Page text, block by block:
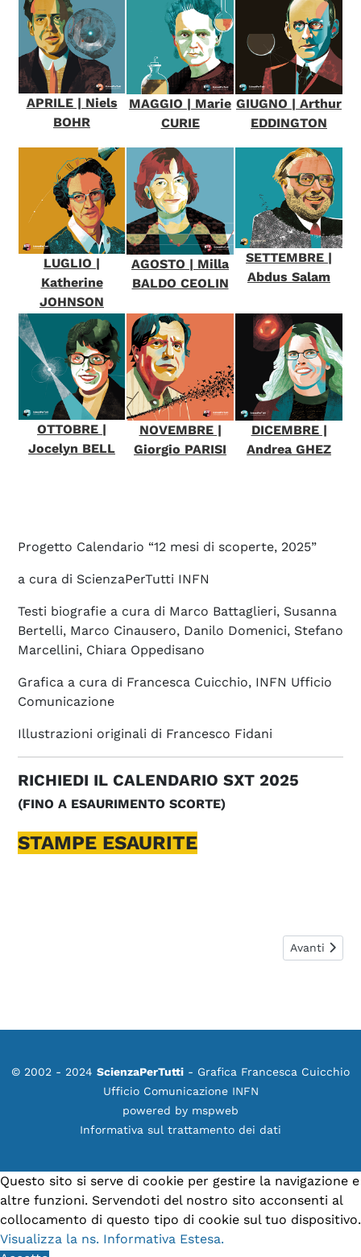
APRILE | Niels
BOHR
MAGGIO | Marie
CURIE
GIUGNO | Arthur
EDDINGTON
LUGLIO |
Katherine
JOHNSON
AGOSTO | Milla
BALDO CEOLIN
SETTEMBRE |
Abdus Salam
OTTOBRE |
Jocelyn BELL
NOVEMBRE |
Giorgio PARISI
DICEMBRE |
Andrea GHEZ
Progetto Calendario “12 mesi di scoperte, 2025”
a cura di ScienzaPerTutti INFN
Testi biografie a cura di Marco Battaglieri, Susanna
Bertelli, Marco Cinausero, Danilo Domenici, Stefano
Marcellini, Chiara Oppedisano
Grafica a cura di Francesca Cuicchio, INFN Ufficio
Comunicazione
Illustrazioni originali di Francesco Fidani
RICHIEDI IL CALENDARIO SXT 2025
(FINO A ESAURIMENTO SCORTE)
STAMPE ESAURITE
Articolo
Avanti
© 2002 - 2024 ScienzaPerTutti - Grafica Francesca Cuicchio
Ufficio Comunicazione INFN
powered by mspweb
Informativa sul trattamento dei dati
Questo sito si serve di cookie per gestire la navigazione e
altre funzioni. Servendoti del nostro sito acconsenti al
collocamento di questo tipo di cookie sul tuo dispositivo.
Visualizza la ns. Informativa Estesa.